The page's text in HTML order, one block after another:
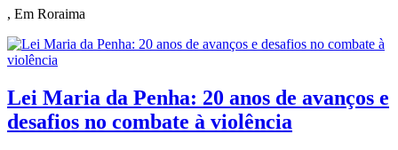
, Em Roraima
Lei Maria da Penha: 20 anos de avanços e
desafios no combate à violência